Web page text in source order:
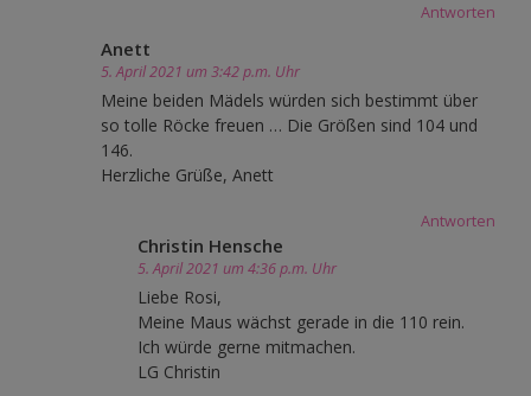
Antworten
Anett
5. April 2021 um 3:42 p.m. Uhr
Meine beiden Mädels würden sich bestimmt über
so tolle Röcke freuen … Die Größen sind 104 und
146.
Herzliche Grüße, Anett
Antworten
Christin Hensche
5. April 2021 um 4:36 p.m. Uhr
Liebe Rosi,
Meine Maus wächst gerade in die 110 rein.
Ich würde gerne mitmachen.
LG Christin